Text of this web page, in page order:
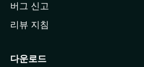
버그 신고
리뷰 지침
다운로드